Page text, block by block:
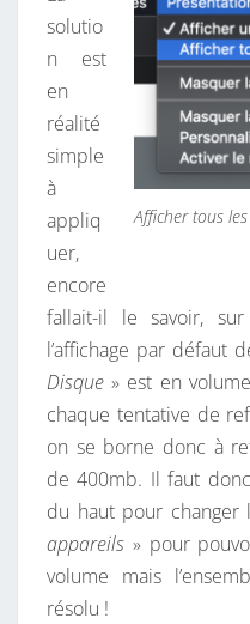
Afficher tous
solutio
n est
en
réalité
simple
à
appliq
uer,
encore
fallait-il le savoir,
l’affichage par défaut
Disque » est en
chaque tentative de
on se borne donc à
de 400mb. Il faut
du haut pour
appareils » pour
volume mais
résolu !